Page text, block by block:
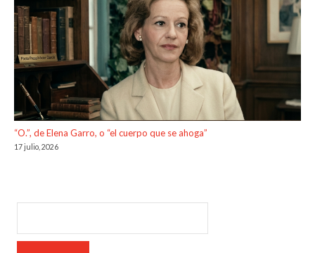
“O.”, de Elena Garro, o “el cuerpo que se ahoga”
17 julio, 2026